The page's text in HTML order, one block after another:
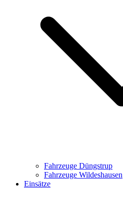
Fahrzeuge Düngstrup
Fahrzeuge Wildeshausen
Einsätze